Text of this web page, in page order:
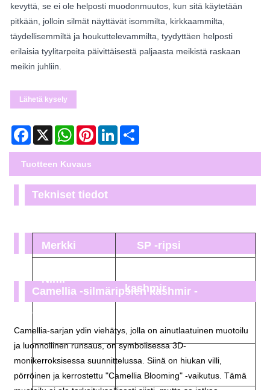
kevyttä, se ei ole helposti muodonmuutos, kun sitä käytetään
pitkään, jolloin silmät näyttävät isommilta, kirkkaammilta,
täydellisemmiltä ja houkuttelevammilta, tyydyttäen helposti
erilaisia tyylitarpeita päivittäisestä paljaasta meikistä raskaan
meikin juhliin.
Lähetä kysely
Facebook
X WhatsAppPinterestLinkedIn
Tuotteen Kuvaus
Tekniset tiedot
Merkki SP -ripsi
Nimi
kashmir
Korean PBT -kuitu
Pituus
8-15 mm yksi,
sekoituspituus
Camellia -silmäripsien kashmir -
ominaisuudet:
Camellia-sarjan ydin viehätys, jolla on ainutlaatuinen muotoilu
ja luonnollinen runsaus, on symbolisessa 3D-
monikerroksisessa suunnittelussa. Siinä on hiukan villi,
pörröinen ja kerrostettu "Camellia Blooming" -vaikutus. Tämä